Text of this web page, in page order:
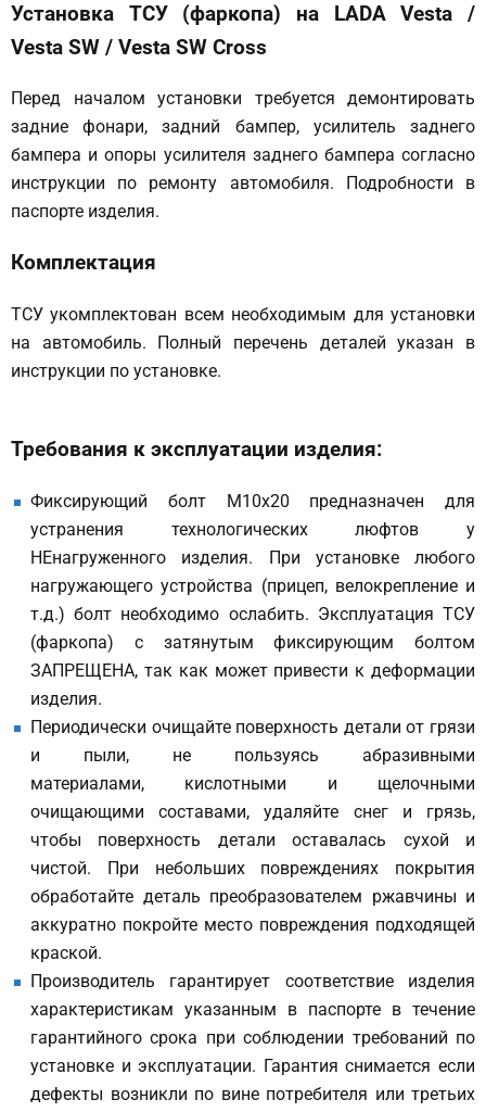
Установка ТСУ (фаркопа) на LADA Vesta /
Vesta SW / Vesta SW Cross
Перед началом установки требуется демонтировать
задние фонари, задний бампер, усилитель заднего
бампера и опоры усилителя заднего бампера согласно
инструкции по ремонту автомобиля. Подробности в
паспорте изделия.
Комплектация
ТСУ укомплектован всем необходимым для установки
на автомобиль. Полный перечень деталей указан в
инструкции по установке.
Требования к эксплуатации изделия:
Фиксирующий болт М10х20 предназначен для
устранения технологических люфтов у
НЕнагруженного изделия. При установке любого
нагружающего устройства (прицеп, велокрепление и
т.д.) болт необходимо ослабить. Эксплуатация ТСУ
(фаркопа) с затянутым фиксирующим болтом
ЗАПРЕЩЕНА, так как может привести к деформации
изделия.
Периодически очищайте поверхность детали от грязи
и пыли, не пользуясь абразивными
материалами, кислотными и щелочными
очищающими составами, удаляйте снег и грязь,
чтобы поверхность детали оставалась сухой и
чистой. При небольших повреждениях покрытия
обработайте деталь преобразователем ржавчины и
аккуратно покройте место повреждения подходящей
краской.
Производитель гарантирует соответствие изделия
характеристикам указанным в паспорте в течение
гарантийного срока при соблюдении требований по
установке и эксплуатации. Гарантия снимается если
дефекты возникли по вине потребителя или третьих